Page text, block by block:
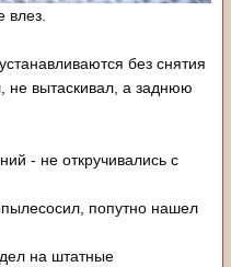
влез.
без снятия
не вытаскивал, а заднюю
- не откручивались с
попутно нашел
на штатные